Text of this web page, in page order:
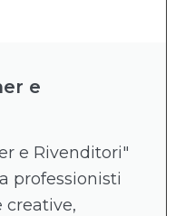
e
e Rivenditori"
professionisti
creative,